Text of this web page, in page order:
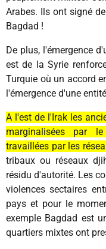
Arabes. Ils ont signé
Bagdad !
De plus, l'émergence
est de la Syrie
Turquie où un accord
l'émergence d'une
A l'est de l'Irak les
marginalisées par
travaillées par les
tribaux ou réseaux
résidu d'autorité. Les
violences sectaires
pays et pour le
exemple Bagdad est
quartiers mixtes ont